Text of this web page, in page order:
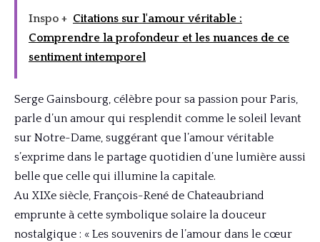
Inspo + Citations sur l'amour véritable :
Comprendre la profondeur et les nuances de ce
sentiment intemporel
Serge Gainsbourg, célèbre pour sa passion pour Paris,
parle d’un amour qui resplendit comme le soleil levant
sur Notre-Dame, suggérant que l’amour véritable
s’exprime dans le partage quotidien d’une lumière aussi
belle que celle qui illumine la capitale.
Au XIXe siècle, François-René de Chateaubriand
emprunte à cette symbolique solaire la douceur
nostalgique : « Les souvenirs de l’amour dans le cœur